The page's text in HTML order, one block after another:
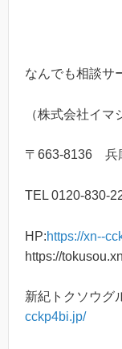
なんでも相談
（株式会社イマ
〒663-8136 兵
TEL 0120-830-
HP:https://xn--
https://
新紀トクソウグ
cckp4bi.jp/